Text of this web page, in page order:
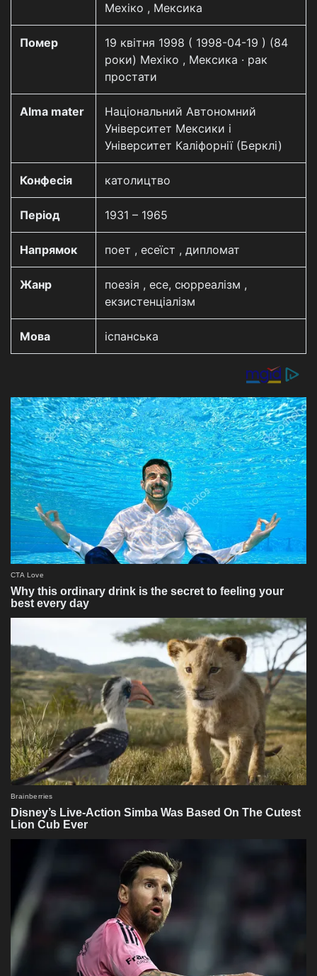
Мехіко , Мексика
Помер
19 квітня 1998 ( 1998-04-19 ) (84
роки) Мехіко , Мексика · рак
простати
Alma mater
Національний Автономний
Університет Мексики і
Університет Каліфорнії (Берклі)
Конфесія католицтво
Період 1931 – 1965
Напрямок поет , есеїст , дипломат
Жанр
поезія , есе, сюрреалізм ,
екзистенціалізм
Мова іспанська